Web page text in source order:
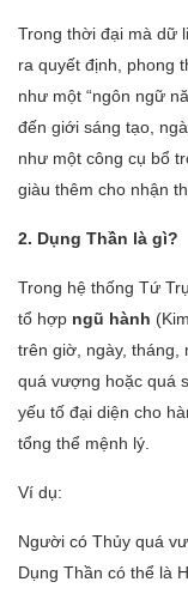
Trong thời đại mà dữ
ra quyết định, phong
như một “ngôn ngữ
đến giới sáng tạo,
như một công cụ bổ
giàu thêm cho nhận
2. Dụng Thần là gì?
Trong hệ thống Tứ
tổ hợp ngũ hành
trên giờ, ngày, tháng,
quá vượng hoặc quá
yếu tố đại diện cho
tổng thể mệnh lý.
Ví dụ:
Người có Thủy quá
Dụng Thần có thể là